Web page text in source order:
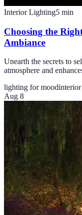
Interior Lighting5 min
Choosing the
Ambiance
Unearth the secrets to
atmosphere and
lighting for moodinterior
Aug 8